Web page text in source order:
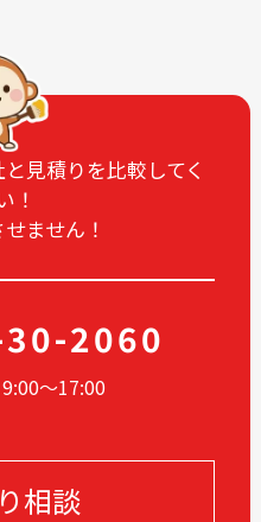
2025-01
2024-11
2024-07
2024-05
2024-01
2023-11
2022-12
2022-10
見積りを比較してく
！
ません！
2060
9:00〜17:00
相談